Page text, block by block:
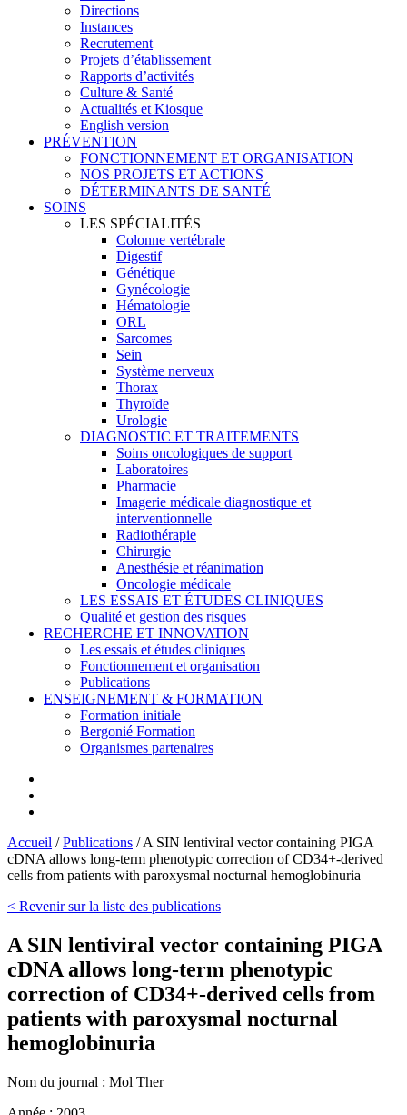
Directions
Instances
Recrutement
Projets d’établissement
Rapports d’activités
Culture & Santé
Actualités et Kiosque
English version
PRÉVENTION
FONCTIONNEMENT ET ORGANISATION
NOS PROJETS ET ACTIONS
DÉTERMINANTS DE SANTÉ
SOINS
LES SPÉCIALITÉS
Colonne vertébrale
Digestif
Génétique
Gynécologie
Hématologie
ORL
Sarcomes
Sein
Système nerveux
Thorax
Thyroïde
Urologie
DIAGNOSTIC ET TRAITEMENTS
Soins oncologiques de support
Laboratoires
Pharmacie
Imagerie médicale diagnostique et
interventionnelle
Radiothérapie
Chirurgie
Anesthésie et réanimation
Oncologie médicale
LES ESSAIS ET ÉTUDES CLINIQUES
Qualité et gestion des risques
RECHERCHE ET INNOVATION
Les essais et études cliniques
Fonctionnement et organisation
Publications
ENSEIGNEMENT & FORMATION
Formation initiale
Bergonié Formation
Organismes partenaires
Accueil /Publications /A SIN lentiviral vector containing PIGA
cDNA allows long-term phenotypic correction of CD34+-derived
cells from patients with paroxysmal nocturnal hemoglobinuria
< Revenir sur la liste des publications
A SIN lentiviral vector containing PIGA
cDNA allows long-term phenotypic
correction of CD34+-derived cells from
patients with paroxysmal nocturnal
hemoglobinuria
Nom du journal : Mol Ther